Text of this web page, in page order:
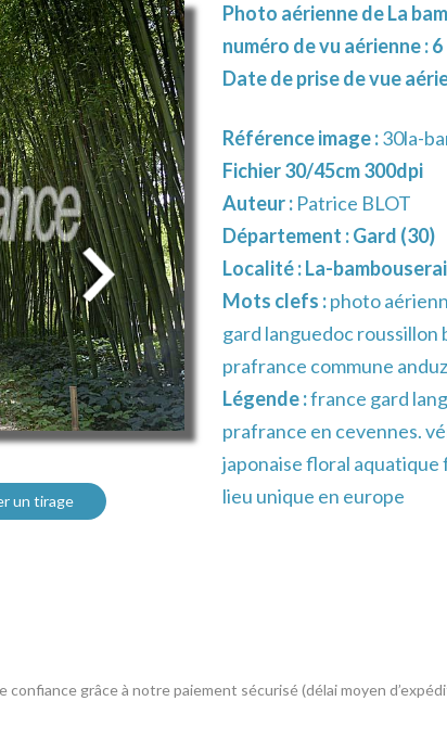
un tirage
Photo aérienne de La
numéro de vu aérienne : 6
Date de prise de vue
Référence image :30la-
Fichier 30/45cm 300dpi
Auteur : Patrice BLOT
Département :Gard (30)
Localité :La-
Mots clefs :photo
gard languedoc roussillon
prafrance commune
Légende :france gard
prafrance en cevennes.
japonaise floral aquatique
lieu unique en europe
grâce à notre paiement sécurisé (délai moyen